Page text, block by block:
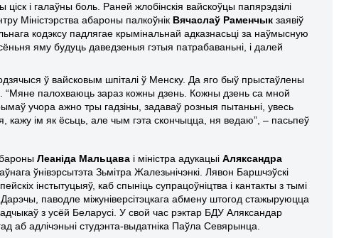
і галаўны боль. Раней жлобінскія вайскоўцы папярэдзілі
Міністэрства абароны палкоўнік Вячаслаў Раменчык заявіў
кодэксу падлягае крымінальнай адказнасьці за наўмысную
яму будуць даведзеныя гэтыя патрабаваньні, і далей
ў вайсковым шпіталі ў Менску. Да яго быў прыстаўлены
“Мяне палохваюць зараз кожны дзень. Кожны дзень са мной
учора ажно тры гадзіны, задаваў розныя пытаньні, увесь
ім як ёсьць, але чым гэта скончыцца, ня ведаю”, – пасьпеў
Леаніда Мальцава і міністра адукацыіАляксандра
ўнівэрсытэта Зьмітра Жалезьнічэнкі. Лявон Баршчэўскі
інстытуцыяў, каб спыніць супрацоўніцтва і кантакты з тымі
паводле міжуніверсітэцкага абмену штогод стажыруюцца
з усёй Беларусі. У свой час рэктар БДУ Аляксандар
аб адлічэньні студэнта-выдатніка Паўла Севярынца.